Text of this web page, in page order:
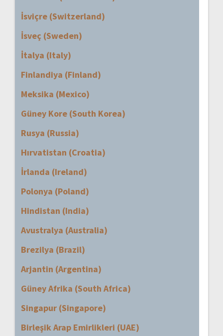
İsviçre (Switzerland)
İsveç (Sweden)
İtalya (Italy)
Finlandiya (Finland)
Meksika (Mexico)
Güney Kore (South Korea)
Rusya (Russia)
Hırvatistan (Croatia)
İrlanda (Ireland)
Polonya (Poland)
Hindistan (India)
Avustralya (Australia)
Brezilya (Brazil)
Arjantin (Argentina)
Güney Afrika (South Africa)
Singapur (Singapore)
Birleşik Arap Emirlikleri (UAE)